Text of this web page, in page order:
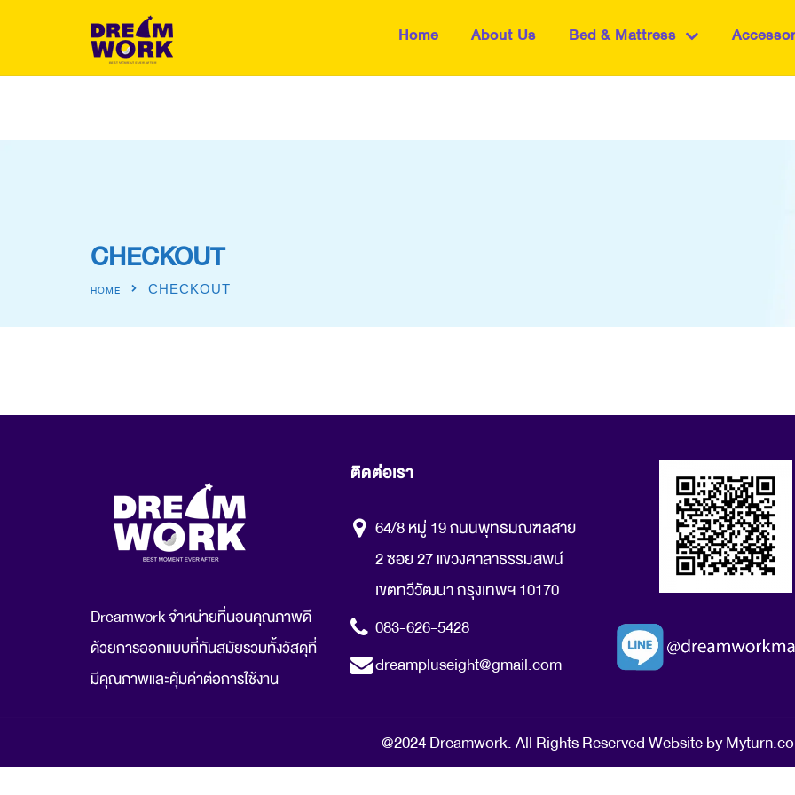
Home About Us Bed & Mattress
CHECKOUT
HOME CHECKOUT
Dreamwork จำหน่ายที่นอนคุณภาพดี
ด้วยการออกแบบที่ทันสมัยรวมทั้งวัสดุที่
มีคุณภาพและคุ้มค่าต่อการใช้งาน
ติดต่อเรา
64/8 หมู่ 19 ถนนพุทธมณฑลสาย
2 ซอย 27 แขวงศาลาธรรมสพน์
เขตทวีวัฒนา กรุงเทพฯ 10170
083-626-5428
dreampluseight@gmail.com
@2024 Dreamwork. All Rights Reserved Website by